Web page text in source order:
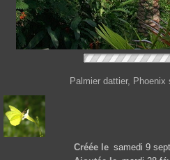
Palmier dattier, Phoenix
Créée le samedi 9